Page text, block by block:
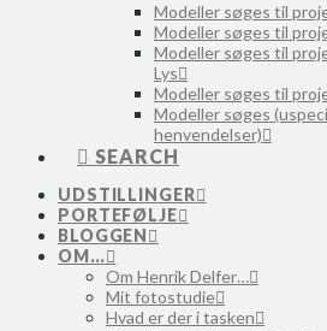
Modeller søges til
Modeller søges til
Modeller søges til
Lys
Modeller søges til
Modeller søges
henvendelser)
SEARCH
UDSTILLINGER
PORTEFØLJE
BLOGGEN
OM…
Om Henrik Delfer…
Mit fotostudie
Hvad er der i tasken